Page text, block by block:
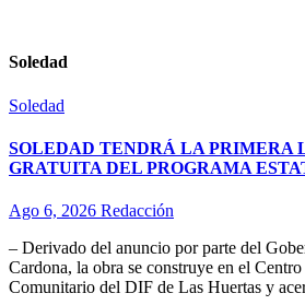
Soledad
Soledad
SOLEDAD TENDRÁ LA PRIMERA
GRATUITA DEL PROGRAMA
Ago 6, 2026 Redacción
– Derivado del anuncio por parte del
Cardona, la obra se construye en el
Comunitario del DIF de Las Huertas y